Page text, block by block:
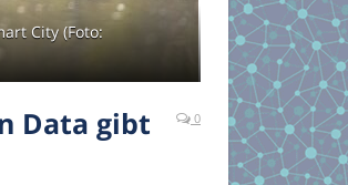
City (Foto:
Data gibt
0